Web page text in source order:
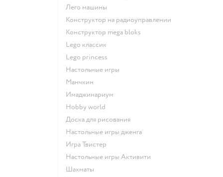
Лего машины
Конструктор на радиоуправлении
Конструктор mega bloks
Lego классик
Lego princess
Настольные игры
Манчкин
Имаджинариум
Hobby world
Доска для рисования
Настольные игры дженга
Игра Твистер
Настольные игры Активити
Шахматы